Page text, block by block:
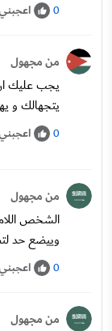
0
من مجهول
يجب عليك
يتجهالك و
0
من مجهول
الشخص
وييضع حد
0
من مجهول